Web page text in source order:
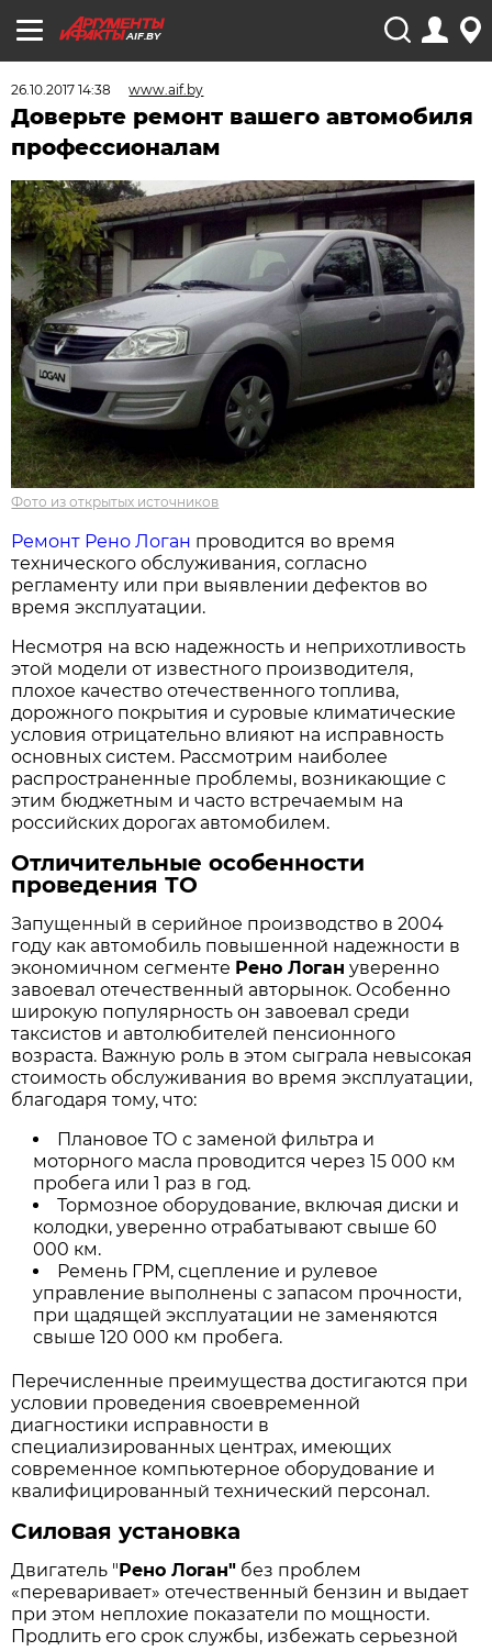
AIF.BY
26.10.2017 14:38 www.aif.by
Доверьте ремонт вашего автомобиля
профессионалам
Фото из открытых источников
Ремонт Рено Логан проводится во время
технического обслуживания, согласно
регламенту или при выявлении дефектов во
время эксплуатации.
Несмотря на всю надежность и неприхотливость
этой модели от известного производителя,
плохое качество отечественного топлива,
дорожного покрытия и суровые климатические
условия отрицательно влияют на исправность
основных систем. Рассмотрим наиболее
распространенные проблемы, возникающие с
этим бюджетным и часто встречаемым на
российских дорогах автомобилем.
Отличительные особенности
проведения ТО
Запущенный в серийное производство в 2004
году как автомобиль повышенной надежности в
экономичном сегменте Рено Логан уверенно
завоевал отечественный авторынок. Особенно
широкую популярность он завоевал среди
таксистов и автолюбителей пенсионного
возраста. Важную роль в этом сыграла невысокая
стоимость обслуживания во время эксплуатации,
благодаря тому, что:
Плановое ТО с заменой фильтра и
моторного масла проводится через 15 000 км
пробега или 1 раз в год.
Тормозное оборудование, включая диски и
колодки, уверенно отрабатывают свыше 60
000 км.
Ремень ГРМ, сцепление и рулевое
управление выполнены с запасом прочности,
при щадящей эксплуатации не заменяются
свыше 120 000 км пробега.
Перечисленные преимущества достигаются при
условии проведения своевременной
диагностики исправности в
специализированных центрах, имеющих
современное компьютерное оборудование и
квалифицированный технический персонал.
Силовая установка
Двигатель "Рено Логан" без проблем
«переваривает» отечественный бензин и выдает
при этом неплохие показатели по мощности.
Продлить его срок службы, избежать серьезной